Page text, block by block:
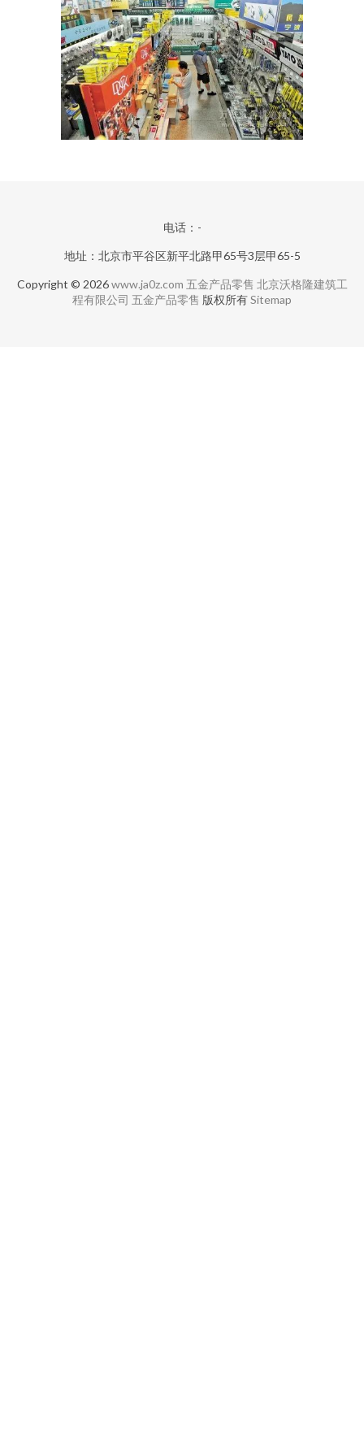
电话：-
地址：北京市平谷区新平北路甲65号3层甲65-5
Copyright © 2026www.ja0z.com 五金产品零售 北京沃格隆建筑工
程有限公司 五金产品零售 版权所有Sitemap